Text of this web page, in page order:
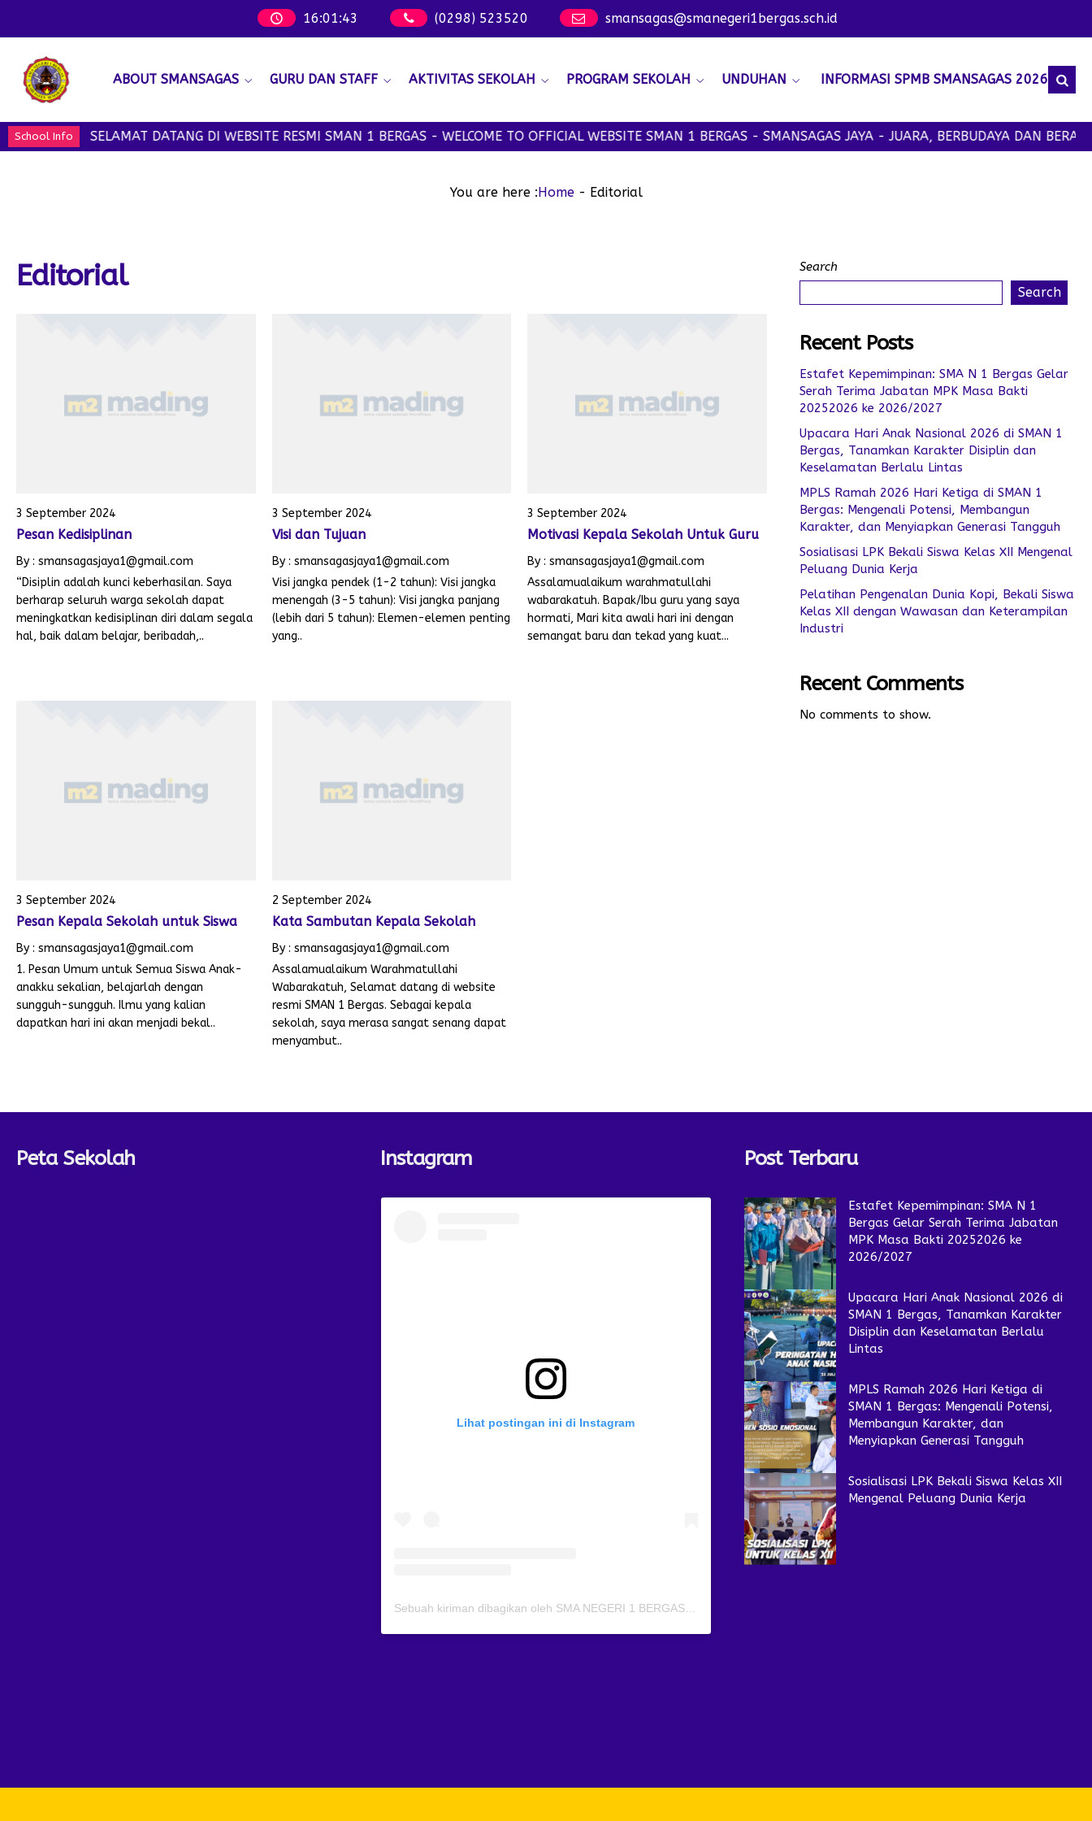
16:01:43 (0298) 523520 smansagas@smanegeri1bergas.sch.id
ABOUT SMANSAGAS GURU DAN STAFF AKTIVITAS SEKOLAH PROGRAM SEKOLAH UNDUHAN INFORMASI SPMB SMANSAGAS 2026
School InfoSELAMAT DATANG DI WEBSITE RESMI SMAN 1 BERGAS - WELCOME TO OFFICIAL WEBSITE SMAN 1 BERGAS - SMANSAGAS JAYA - JUARA, BERBUDAYA DAN
You are here :Home- Editorial
Editorial
3 September 2024
Pesan Kedisiplinan
By : smansagasjaya1@gmail.com
“Disiplin adalah kunci keberhasilan. Saya
berharap seluruh warga sekolah dapat
meningkatkan kedisiplinan diri dalam segala
hal, baik dalam belajar, beribadah,..
3 September 2024
Visi dan Tujuan
By : smansagasjaya1@gmail.com
Visi jangka pendek (1-2 tahun): Visi jangka
menengah (3-5 tahun): Visi jangka panjang
(lebih dari 5 tahun): Elemen-elemen penting
yang..
3 September 2024
Motivasi Kepala Sekolah Untuk Guru
By : smansagasjaya1@gmail.com
Assalamualaikum warahmatullahi
wabarakatuh. Bapak/Ibu guru yang saya
hormati, Mari kita awali hari ini dengan
semangat baru dan tekad yang kuat...
3 September 2024
Pesan Kepala Sekolah untuk Siswa
By : smansagasjaya1@gmail.com
1. Pesan Umum untuk Semua Siswa Anak-
anakku sekalian, belajarlah dengan
sungguh-sungguh. Ilmu yang kalian
dapatkan hari ini akan menjadi bekal..
2 September 2024
Kata Sambutan Kepala Sekolah
By : smansagasjaya1@gmail.com
Assalamualaikum Warahmatullahi
Wabarakatuh, Selamat datang di website
resmi SMAN 1 Bergas. Sebagai kepala
sekolah, saya merasa sangat senang dapat
menyambut..
Search
Search
Recent Posts
Estafet Kepemimpinan: SMA N 1 Bergas Gelar
Serah Terima Jabatan MPK Masa Bakti
20252026 ke 2026/2027
Upacara Hari Anak Nasional 2026 di SMAN 1
Bergas, Tanamkan Karakter Disiplin dan
Keselamatan Berlalu Lintas
MPLS Ramah 2026 Hari Ketiga di SMAN 1
Bergas: Mengenali Potensi, Membangun
Karakter, dan Menyiapkan Generasi Tangguh
Sosialisasi LPK Bekali Siswa Kelas XII Mengenal
Peluang Dunia Kerja
Pelatihan Pengenalan Dunia Kopi, Bekali Siswa
Kelas XII dengan Wawasan dan Keterampilan
Industri
Recent Comments
No comments to show.
Peta Sekolah Instagram
Lihat postingan ini di Instagram
Sebuah kiriman dibagikan oleh SMA NEGERI 1 BERGAS (@smansagas.jaya)
Post Terbaru
Estafet Kepemimpinan: SMA N 1
Bergas Gelar Serah Terima Jabatan
MPK Masa Bakti 20252026 ke
2026/2027
Upacara Hari Anak Nasional 2026 di
SMAN 1 Bergas, Tanamkan Karakter
Disiplin dan Keselamatan Berlalu
Lintas
MPLS Ramah 2026 Hari Ketiga di
SMAN 1 Bergas: Mengenali Potensi,
Membangun Karakter, dan
Menyiapkan Generasi Tangguh
Sosialisasi LPK Bekali Siswa Kelas XII
Mengenal Peluang Dunia Kerja